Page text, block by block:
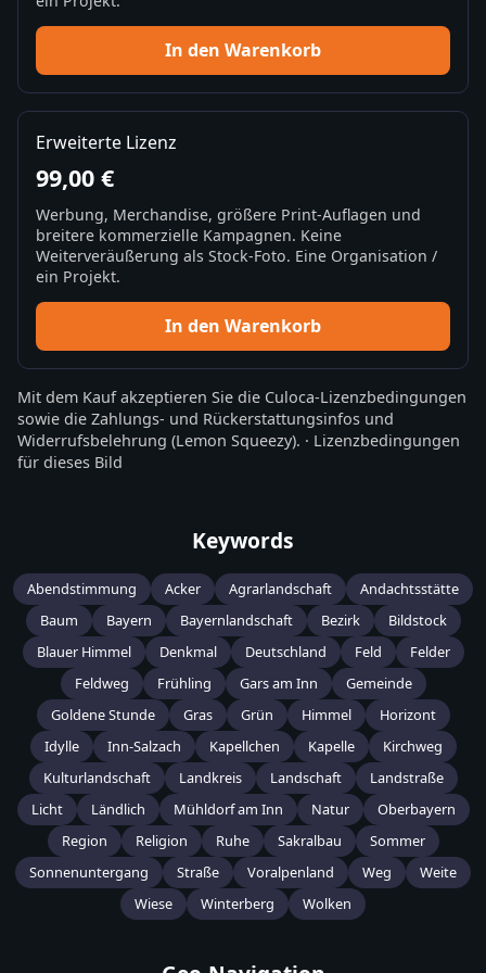
In den Warenkorb
Erweiterte Lizenz
99,00 €
Werbung, Merchandise, größere Print-Auflagen und
breitere kommerzielle Kampagnen. Keine
Weiterveräußerung als Stock-Foto. Eine Organisation /
ein Projekt.
In den Warenkorb
Mit dem Kauf akzeptieren Sie die Culoca-Lizenzbedingungen
sowie die Zahlungs- und Rückerstattungsinfos und
Widerrufsbelehrung (Lemon Squeezy). · Lizenzbedingungen
für dieses Bild
Keywords
Abendstimmung Acker Agrarlandschaft
Andachtsstätte
Baum
Bayern Bayernlandschaft Bezirk
Bildstock
Blauer Himmel
Denkmal Deutschland Feld
Felder
Feldweg
Frühling Gars am Inn
Gemeinde
Goldene Stunde
Gras Grün Himmel
Horizont
Idylle
Inn-Salzach Kapellchen Kapelle
Kirchweg
Kulturlandschaft
Landkreis Landschaft
Landstraße
Licht
Ländlich Mühldorf am Inn Natur
Oberbayern
Region
Religion Ruhe Sakralbau
Sommer
Sonnenuntergang
Straße Voralpenland Weg
Weite
Wiese
Winterberg Wolken